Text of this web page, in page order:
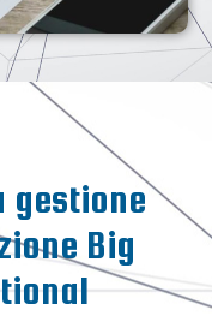
gestione
Big